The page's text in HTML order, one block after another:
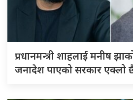
प्रधानमन्त्री शाहलाई मनीष
जनादेश पाएको सरकार एक्लो